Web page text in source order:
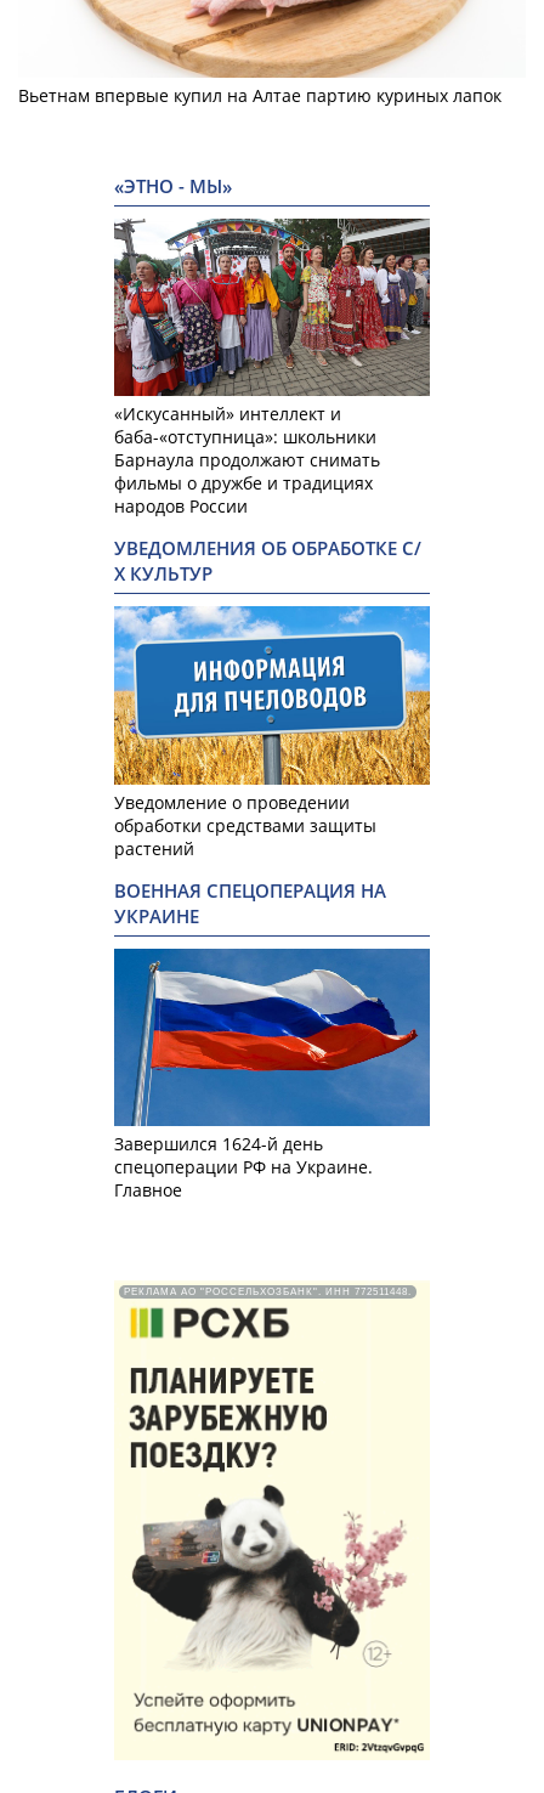
Вьетнам впервые купил на Алтае партию куриных лапок
«ЭТНО - МЫ»
«Искусанный» интеллект и
баба-«отступница»: школьники
Барнаула продолжают снимать
фильмы о дружбе и традициях
народов России
УВЕДОМЛЕНИЯ ОБ ОБРАБОТКЕ С/
Х КУЛЬТУР
Уведомление о проведении
обработки средствами защиты
растений
ВОЕННАЯ СПЕЦОПЕРАЦИЯ НА
УКРАИНЕ
Завершился 1624-й день
спецоперации РФ на Украине.
Главное
РЕКЛАМА АО "РОССЕЛЬХОЗБАНК". ИНН 772511448.